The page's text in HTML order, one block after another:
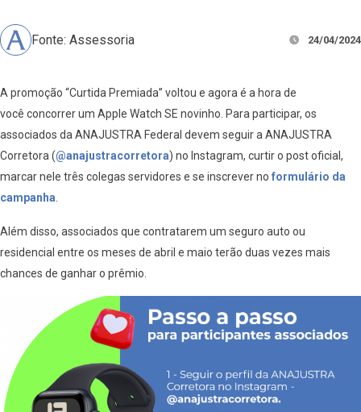
Fonte: Assessoria 24/04/2024
A promoção “Curtida Premiada” voltou e agora é a hora de
você concorrer um Apple Watch SE novinho. Para participar, os
associados da ANAJUSTRA Federal devem seguir a ANAJUSTRA
Corretora (@anajustracorretora) no Instagram, curtir o post oficial,
marcar nele três colegas servidores e se inscrever no formulário da
campanha.
Além disso, associados que contratarem um seguro auto ou
residencial entre os meses de abril e maio terão duas vezes mais
chances de ganhar o prêmio.